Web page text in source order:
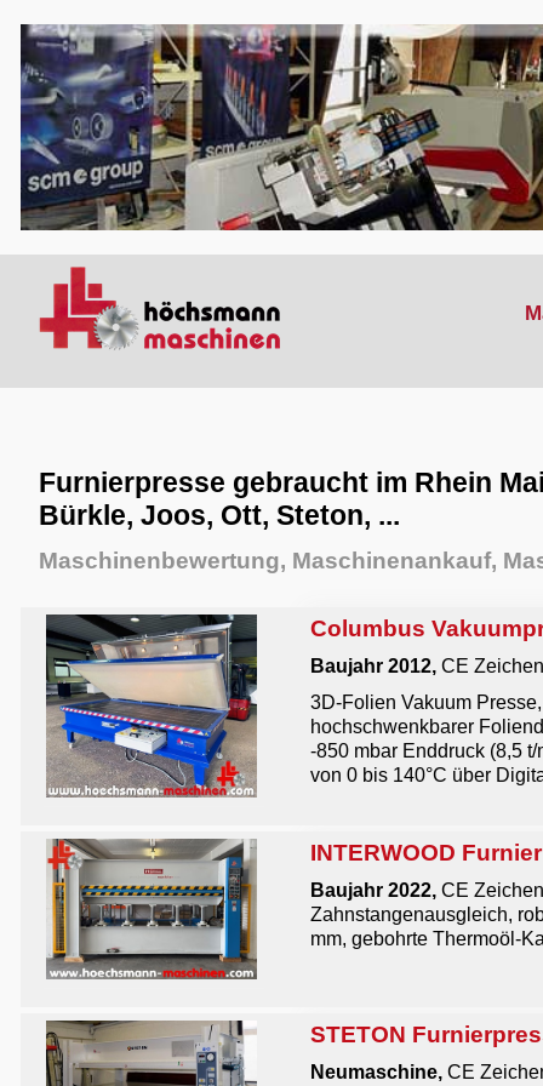
Furnierpresse gebraucht im Rhein
Bürkle, Joos, Ott, Steton, ...
Maschinenbewertung, Maschinenankauf,
Columbus
Baujahr 2012,CE
3D-Folien Vakuum
hochschwenkbarer
-850 mbar Enddruck (8,5
von 0 bis 140°C über
INTERWOOD
Baujahr 2022,CE
Zahnstangenausgleich,
mm, gebohrte Thermoöl-
STETON
Neumaschine,CE